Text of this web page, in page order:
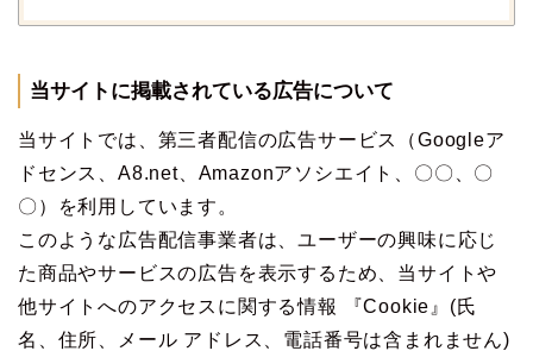
当サイトに掲載されている広告について
当サイトでは、第三者配信の広告サービス（Googleア
ドセンス、A8.net、Amazonアソシエイト、〇〇、〇
〇）を利用しています。
このような広告配信事業者は、ユーザーの興味に応じ
た商品やサービスの広告を表示するため、当サイトや
他サイトへのアクセスに関する情報 『Cookie』(氏
名、住所、メール アドレス、電話番号は含まれません)